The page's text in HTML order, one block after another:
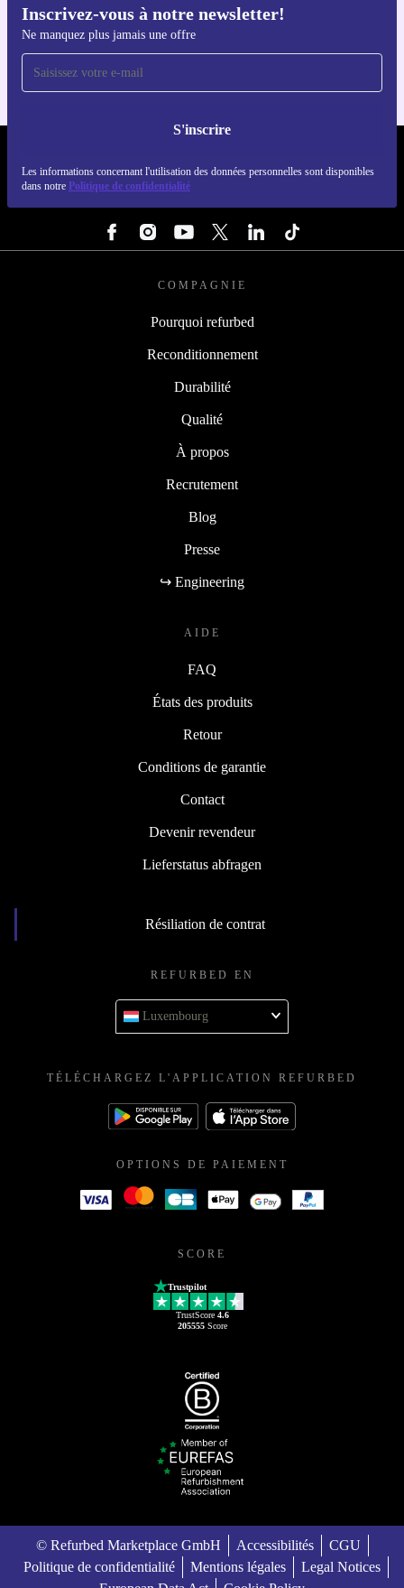
Inscrivez-vous à notre newsletter!
Ne manquez plus jamais une offre
S'inscrire
Les informations concernant l'utilisation des données personnelles sont disponibles
dans notre Politique de confidentialité
Téléchargez l'application refurbed
Pour iOS et Android
COMPAGNIE
Pourquoi refurbed
Reconditionnement
Durabilité
Qualité
À propos
Recrutement
Blog
Presse
↪ Engineering
AIDE
FAQ
États des produits
Retour
Conditions de garantie
Contact
Devenir revendeur
Lieferstatus abfragen
Résiliation de contrat
REFURBED EN
Luxembourg
TÉLÉCHARGEZ L'APPLICATION REFURBED
OPTIONS DE PAIEMENT
SCORE
Trustpilot
TrustScore 4.6
205555Score
© Refurbed Marketplace GmbH Accessibilités
CGU
Politique de confidentialité
Mentions légales
Legal Notices